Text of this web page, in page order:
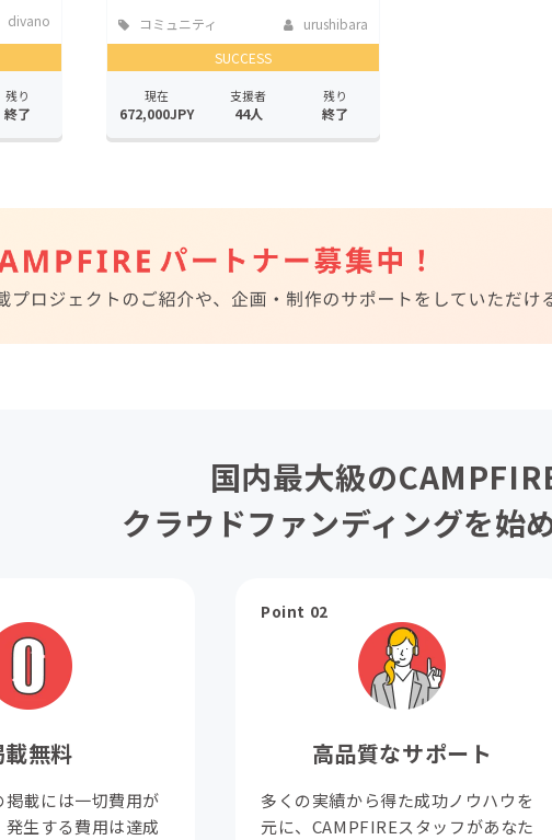
divano
残り
終了
コミュニティ
urushibara
SUCCESS
現在
672,000JPY
支援者
44人
残り
終了
国内最大級の
クラウドファンディングを始
無料
掲載には一切費用が
生する費用は達成
Point 02
高品質なサポート
多くの実績から得た成功ノウハウを
元に、CAMPFIREスタッフがあなた